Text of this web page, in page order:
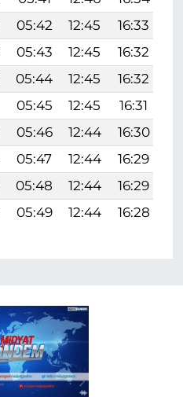
05:42 12:45 16:33
05:43 12:45 16:32
05:44 12:45 16:32
05:45 12:45 16:31
05:46 12:44 16:30
05:47 12:44 16:29
05:48 12:44 16:29
05:49 12:44 16:28